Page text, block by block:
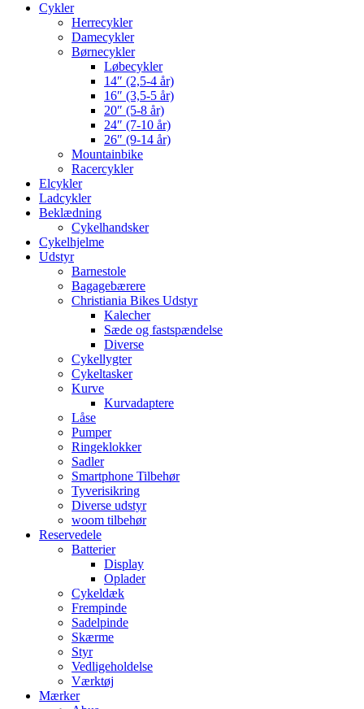
Cykler
Herrecykler
Damecykler
Børnecykler
Løbecykler
14″ (2,5-4 år)
16″ (3,5-5 år)
20″ (5-8 år)
24″ (7-10 år)
26″ (9-14 år)
Mountainbike
Racercykler
Elcykler
Ladcykler
Beklædning
Cykelhandsker
Cykelhjelme
Udstyr
Barnestole
Bagagebærere
Christiania Bikes Udstyr
Kalecher
Sæde og fastspændelse
Diverse
Cykellygter
Cykeltasker
Kurve
Kurvadaptere
Låse
Pumper
Ringeklokker
Sadler
Smartphone Tilbehør
Tyverisikring
Diverse udstyr
woom tilbehør
Reservedele
Batterier
Display
Oplader
Cykeldæk
Frempinde
Sadelpinde
Skærme
Styr
Vedligeholdelse
Værktøj
Mærker